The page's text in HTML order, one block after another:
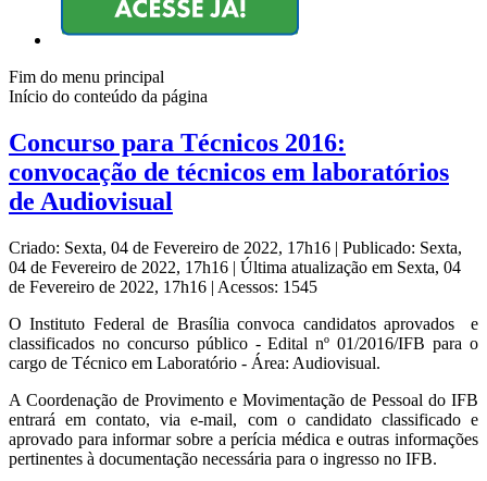
Fim do menu principal
Início do conteúdo da página
Concurso para Técnicos 2016:
convocação de técnicos em laboratórios
de Audiovisual
Criado: Sexta, 04 de Fevereiro de 2022, 17h16 | Publicado: Sexta,
04 de Fevereiro de 2022, 17h16 | Última atualização em Sexta, 04
de Fevereiro de 2022, 17h16 | Acessos: 1545
O Instituto Federal de Brasília convoca candidatos aprovados e
classificados no concurso público - Edital nº 01/2016/IFB para o
cargo de Técnico em Laboratório - Área: Audiovisual.
A Coordenação de Provimento e Movimentação de Pessoal do IFB
entrará em contato, via e-mail, com o candidato classificado e
aprovado para informar sobre a perícia médica e outras informações
pertinentes à documentação necessária para o ingresso no IFB.